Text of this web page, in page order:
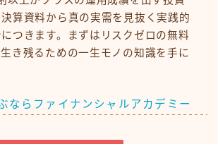
算資料から真の実需を見抜く実践的
つきます。まずはリスクゼロの無料
き残るための一生モノの知識を手に
ならファイナンシャルアカデミー